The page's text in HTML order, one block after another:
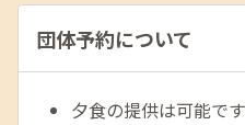
団体予約について
夕食の提供は可能で